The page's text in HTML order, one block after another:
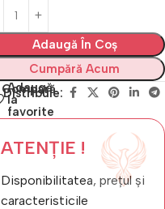
Adaugă În Coș
Cumpără Acum
Compară
Adaugă
la
favorite
Distribuie:
ATENȚIE !
Disponibilitatea, prețul și
caracteristicile